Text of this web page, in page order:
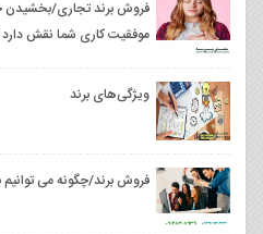
فروش برند تجاری/بخشیدن
موفقیت کاری شما نقش
ویژگی‌های برند
فروش برند/چگونه می توانیم